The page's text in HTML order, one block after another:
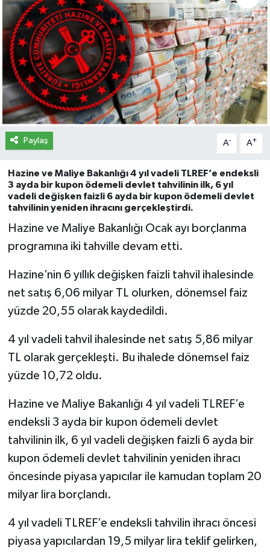
Paylaş A- A+
Hazine ve Maliye Bakanlığı 4 yıl vadeli TLREF’e endeksli
3 ayda bir kupon ödemeli devlet tahvilinin ilk, 6 yıl
vadeli değişken faizli 6 ayda bir kupon ödemeli devlet
tahvilinin yeniden ihracını gerçekleştirdi.
Hazine ve Maliye Bakanlığı Ocak ayı borçlanma
programına iki tahville devam etti.
Hazine’nin 6 yıllık değişken faizli tahvil ihalesinde
net satış 6,06 milyar TL olurken, dönemsel faiz
yüzde 20,55 olarak kaydedildi.
4 yıl vadeli tahvil ihalesinde net satış 5,86 milyar
TL olarak gerçekleşti. Bu ihalede dönemsel faiz
yüzde 10,72 oldu.
Hazine ve Maliye Bakanlığı 4 yıl vadeli TLREF’e
endeksli 3 ayda bir kupon ödemeli devlet
tahvilinin ilk, 6 yıl vadeli değişken faizli 6 ayda bir
kupon ödemeli devlet tahvilinin yeniden ihracı
öncesinde piyasa yapıcılar ile kamudan toplam 20
milyar lira borçlandı.
4 yıl vadeli TLREF’e endeksli tahvilin ihracı öncesi
piyasa yapıcılardan 19,5 milyar lira teklif gelirken,
Künye
Yasal Uyarı